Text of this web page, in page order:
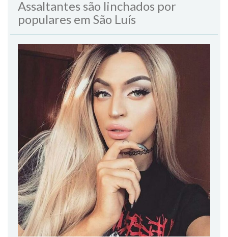
Assaltantes são linchados por
populares em São Luís